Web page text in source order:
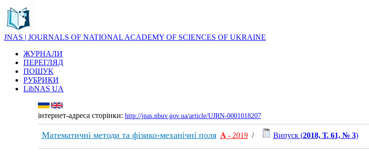
JNAS | JOURNALS OF NATIONAL ACADEMY OF SCIENCES OF UKRAINE
ЖУРНАЛИ
ПЕРЕГЛЯД
ПОШУК
РУБРИКИ
LibNAS UA
інтернет-адреса сторінки: http://jnas.nbuv.gov.ua/article/UJRN-0001018207
Математичні методи та фізико-механічні поля А - 2019/ Випуск (2018, Т. 61, № 3)